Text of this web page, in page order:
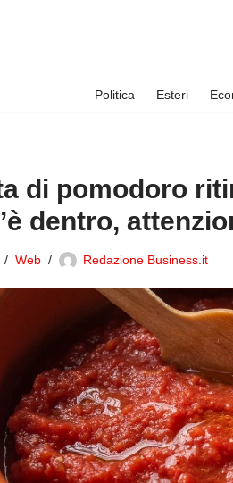
Politica Esteri
di pomodoro
dentro,
Web Redazione Business.it